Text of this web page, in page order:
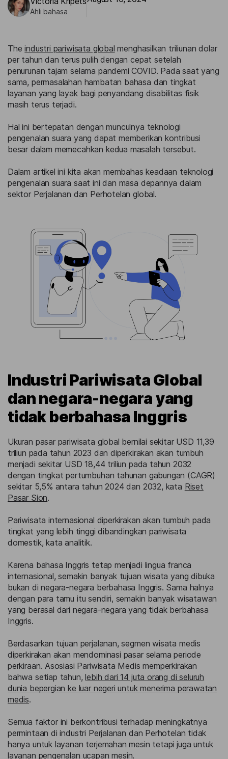
Ahli bahasa
Theindustri pariwisata global menghasilkan triliunan dolar
per tahun dan terus pulih dengan cepat setelah
penurunan tajam selama pandemi COVID. Pada saat yang
sama, permasalahan hambatan bahasa dan tingkat
layanan yang layak bagi penyandang disabilitas fisik
masih terus terjadi.
Hal ini bertepatan dengan munculnya teknologi
pengenalan suara yang dapat memberikan kontribusi
besar dalam memecahkan kedua masalah tersebut.
Dalam artikel ini kita akan membahas keadaan teknologi
pengenalan suara saat ini dan masa depannya dalam
sektor Perjalanan dan Perhotelan global.
Industri Pariwisata Global
dan negara-negara yang
tidak berbahasa Inggris
Ukuran pasar pariwisata global bernilai sekitar USD 11,39
triliun pada tahun 2023 dan diperkirakan akan tumbuh
menjadi sekitar USD 18,44 triliun pada tahun 2032
dengan tingkat pertumbuhan tahunan gabungan (CAGR)
sekitar 5,5% antara tahun 2024 dan 2032, kata Riset
Pasar Sion.
Pariwisata internasional diperkirakan akan tumbuh pada
tingkat yang lebih tinggi dibandingkan pariwisata
domestik, kata analitik.
Karena bahasa Inggris tetap menjadi lingua franca
internasional, semakin banyak tujuan wisata yang dibuka
bukan di negara-negara berbahasa Inggris. Sama halnya
dengan para tamu itu sendiri, semakin banyak wisatawan
yang berasal dari negara-negara yang tidak berbahasa
Inggris.
Berdasarkan tujuan perjalanan, segmen wisata medis
diperkirakan akan mendominasi pasar selama periode
perkiraan. Asosiasi Pariwisata Medis memperkirakan
bahwa setiap tahun,lebih dari 14 juta orang di seluruh
dunia bepergian ke luar negeri untuk menerima perawatan
medis.
Semua faktor ini berkontribusi terhadap meningkatnya
permintaan di industri Perjalanan dan Perhotelan tidak
hanya untuk layanan terjemahan mesin tetapi juga untuk
layanan pengenalan ucapan mesin.